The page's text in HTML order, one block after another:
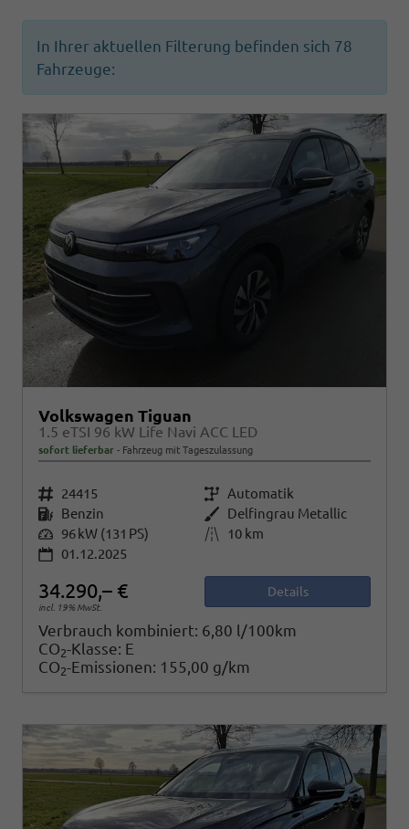
In Ihrer aktuellen Filterung befinden sich 78
Fahrzeuge:
Volkswagen Tiguan
1.5 eTSI 96 kW Life Navi ACC LED
sofort lieferbar Fahrzeug mit Tageszulassung
Fahrzeugnr. 24415 Getriebe Automatik
Kraftstoff Benzin Außenfarbe Delfingrau Metallic
Leistung 96 kW (131 PS) Kilometerstand
10 km
01.12.2025
34.290,– €
incl. 19% MwSt.
Details
Verbrauch kombiniert: 6,80 l/100km
CO2-Klasse: E
CO2-Emissionen: 155,00 g/km